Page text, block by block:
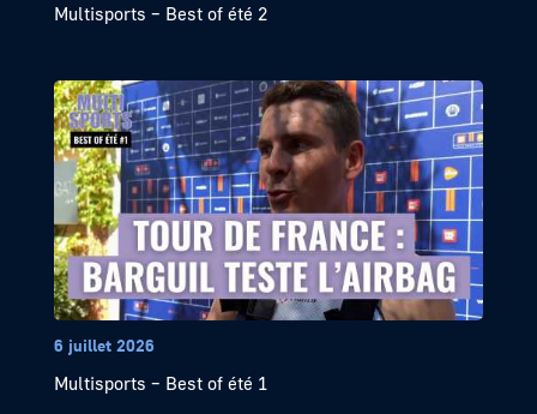
Multisports – Best of été 2
6 juillet 2026
Multisports – Best of été 1